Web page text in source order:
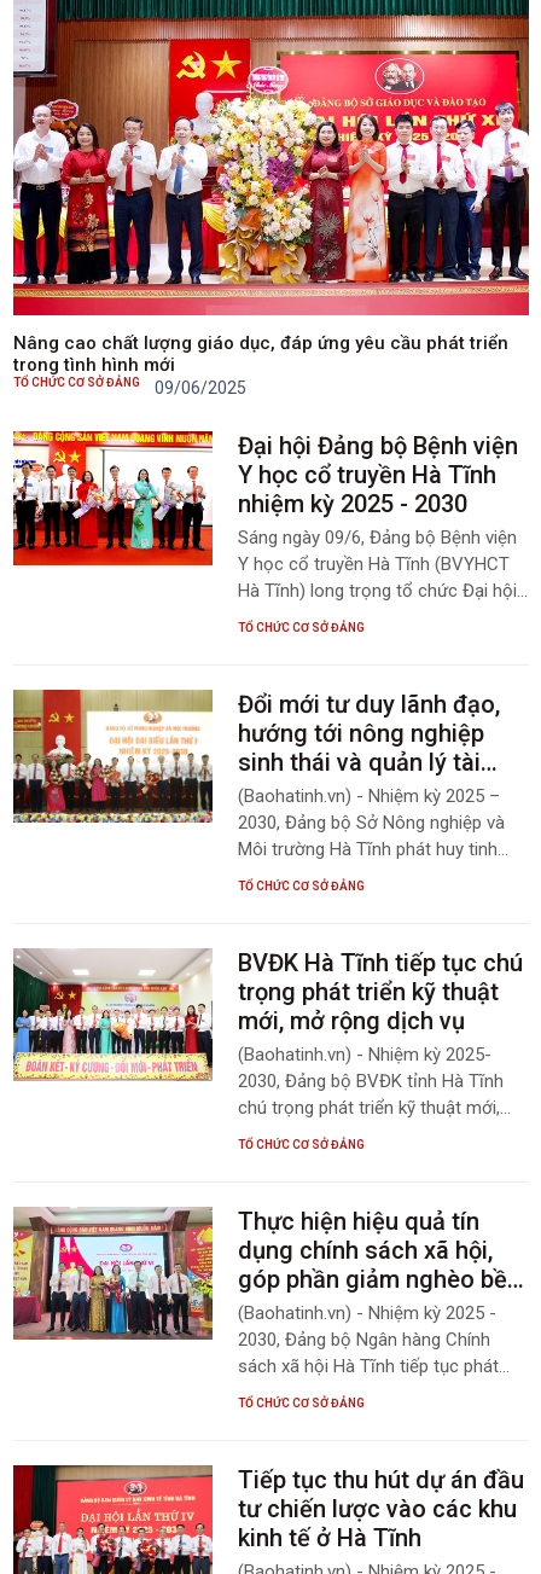
Nâng cao chất lượng giáo dục, đáp ứng yêu cầu phát triển
trong tình hình mới
TỔ CHỨC CƠ SỞ ĐẢNG 09/06/2025
Đại hội Đảng bộ Bệnh viện
Y học cổ truyền Hà Tĩnh
nhiệm kỳ 2025 - 2030
Sáng ngày 09/6, Đảng bộ Bệnh viện
Y học cổ truyền Hà Tĩnh (BVYHCT
Hà Tĩnh) long trọng tổ chức Đại hội
Đảng bộ lần thứ V, nhiệm kỳ 2025-
chuyên trách Đảng bộ UBND tỉnh,
đồng chí Dương Thị Thu Trang -
UVBCH Đảng bộ, Phó Ban tổ chức
Đảng bộ UBND tỉnh, đồng chí Bùi
Quốc Hùng - Phó Giám đốc Sở Y tế.
TỔ CHỨC CƠ SỞ ĐẢNG
Đổi mới tư duy lãnh đạo,
hướng tới nông nghiệp
sinh thái và quản lý tài
nguyên bền vững
(Baohatinh.vn) - Nhiệm kỳ 2025 –
2030, Đảng bộ Sở Nông nghiệp và
Môi trường Hà Tĩnh phát huy tinh
thần đoàn kết, đổi mới, trách nhiệm
phần thực hiện tăng trưởng xanh,
hiện đại, hội nhập toàn diện.
TỔ CHỨC CƠ SỞ ĐẢNG
BVĐK Hà Tĩnh tiếp tục chú
trọng phát triển kỹ thuật
mới, mở rộng dịch vụ
(Baohatinh.vn) - Nhiệm kỳ 2025-
2030, Đảng bộ BVĐK tỉnh Hà Tĩnh
chú trọng phát triển kỹ thuật mới,
ứng dụng các tiến bộ kỹ thuật, mở
TỔ CHỨC CƠ SỞ ĐẢNG
Thực hiện hiệu quả tín
dụng chính sách xã hội,
góp phần giảm nghèo bền
vững
(Baohatinh.vn) - Nhiệm kỳ 2025 -
2030, Đảng bộ Ngân hàng Chính
sách xã hội Hà Tĩnh tiếp tục phát
huy vai trò nêu gương của cán bộ,
giảm nghèo bền vững và bảo đảm
an sinh xã hội.
TỔ CHỨC CƠ SỞ ĐẢNG
Tiếp tục thu hút dự án đầu
tư chiến lược vào các khu
kinh tế ở Hà Tĩnh